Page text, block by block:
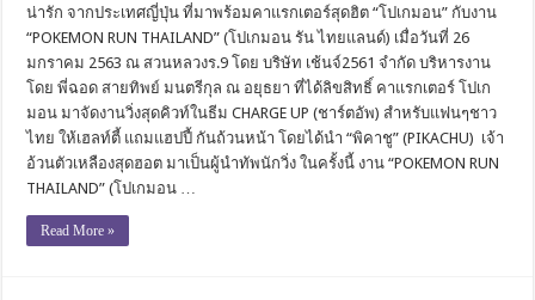
น่ารัก จากประเทศญี่ปุ่น ที่มาพร้อมคาแรกเตอร์สุดฮิต “โปเกมอน” กับงาน
“POKEMON RUN THAILAND” (โปเกมอน รัน ไทยแลนด์) เมื่อวันที่ 26
มกราคม 2563 ณ สวนหลวงร.9 โดย บริษัท เช้นจ์2561 จำกัด บริหารงาน
โดย พี่ฉอด สายทิพย์ มนตรีกุล ณ อยุธยา ที่ได้ลิขสิทธิ์ คาแรกเตอร์ โปเก
มอน มาจัดงานวิ่งสุดคิวท์ในธีม CHARGE UP (ชาร์ตอัพ) สำหรับแฟนๆชาว
ไทย ให้เฮลท์ตี้ แถมแฮปปี้ กันถ้วนหน้า โดยได้นำ “พิคาชู” (PIKACHU) เจ้า
อ้วนตัวเหลืองสุดฮอต มาเป็นผู้นำทัพนักวิ่ง ในครั้งนี้ งาน “POKEMON RUN
THAILAND” (โปเกมอน …
Read More »